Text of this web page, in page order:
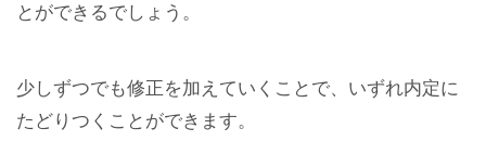
とができるでしょう。
少しずつでも修正を加えていくことで、いずれ内定に
たどりつくことができます。